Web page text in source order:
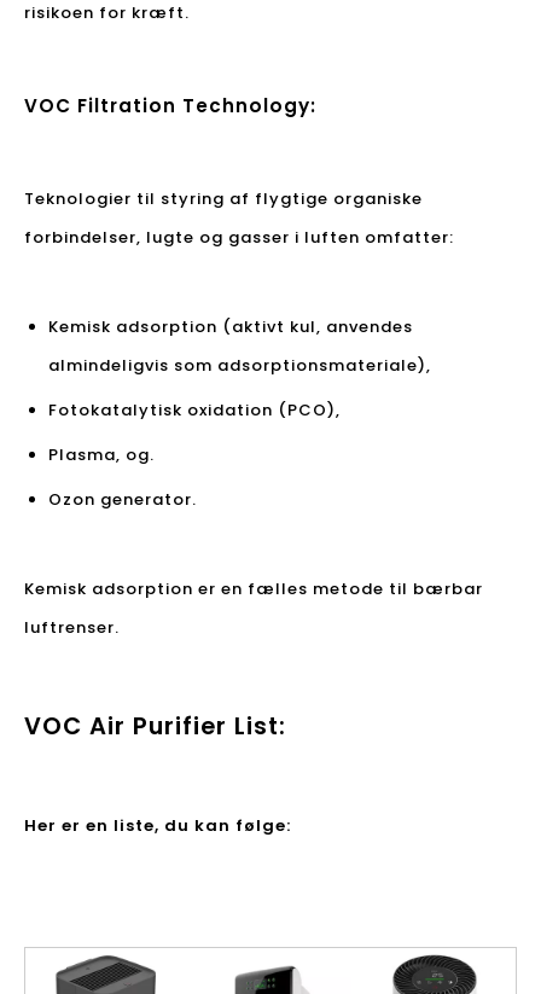
risikoen for kræft.
VOC Filtration Technology:
Teknologier til styring af flygtige organiske
forbindelser, lugte og gasser i luften omfatter:
Kemisk adsorption (aktivt kul, anvendes
almindeligvis som adsorptionsmateriale),
Fotokatalytisk oxidation (PCO),
Plasma, og.
Ozon generator.
Kemisk adsorption er en fælles metode til bærbar
luftrenser.
VOC Air Purifier List:
Her er en liste, du kan følge: